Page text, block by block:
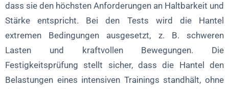
dass sie den höchsten Anforderungen an Haltbarkeit und
Stärke entspricht. Bei den Tests wird die Hantel
extremen Bedingungen ausgesetzt, z. B. schweren
Lasten und kraftvollen Bewegungen. Die
Festigkeitsprüfung stellt sicher, dass die Hantel den
Belastungen eines intensiven Trainings standhält, ohne